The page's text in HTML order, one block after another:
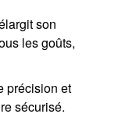
son
les goûts,
précision et
sécurisé.